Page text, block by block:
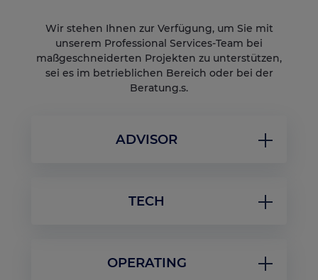
Wir stehen Ihnen zur Verfügung, um Sie mit
unserem Professional Services-Team bei
maßgeschneiderten Projekten zu unterstützen,
sei es im betrieblichen Bereich oder bei der
Beratung.s.
ADVISOR
Werden Sie ein Experte der Lengow-Plattform.
TECH
Technisches Fachwissen, begleitet von echtem
OPERATING